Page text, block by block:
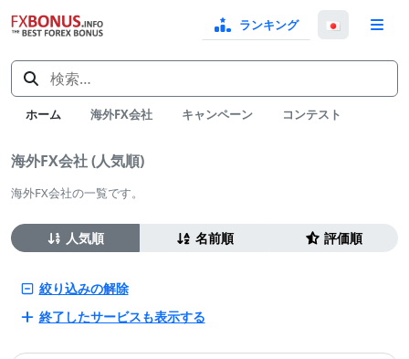
検
索:
ランキング
言
語
選
択
ホーム 海外FX会社 キャンペーン コンテスト
海外FX会社 (人気順)
海外FX会社の一覧です。
絞
込
み
並
び
替
え
人気順 名前順 評価順
絞り込みの解除
終了したサービスも表示する